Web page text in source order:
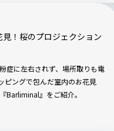
見！桜のプロジェクション
症に左右されず、場所取りも電
ピングで包んだ室内のお花見
Barliminal』をご紹介。